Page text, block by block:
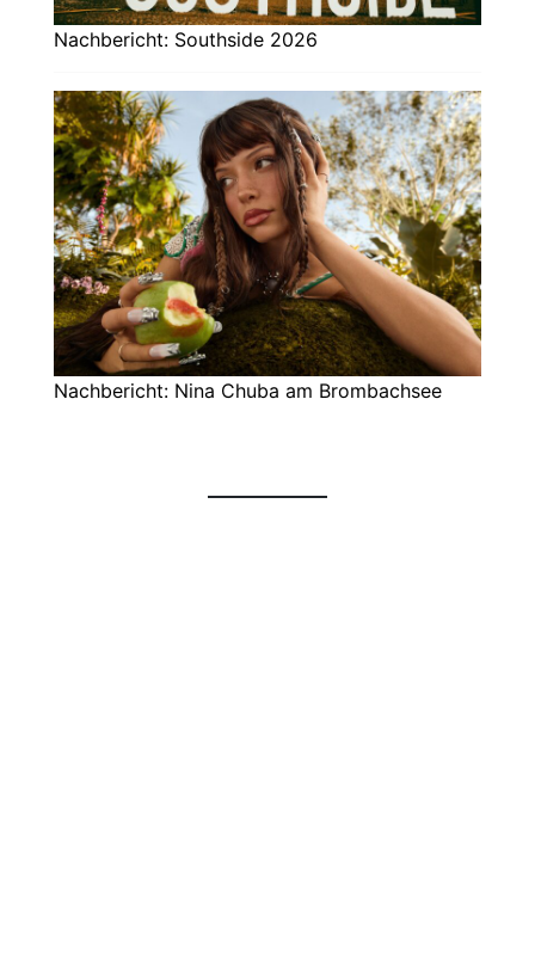
Nachbericht: Southside 2026
Nachbericht: Nina Chuba am Brombachsee